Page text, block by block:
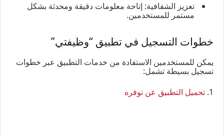
تعزيز الشفافية: إتاحة معلومات دقيقة ومحدثة بشكل
مستمر للمستخدمين.
خطوات التسجيل في تطبيق “وظيفتي”
يمكن للمستخدمين الاستفادة من خدمات التطبيق عبر خطوات
تسجيل بسيطة تشمل:
1. تحميل التطبيق عن توفره